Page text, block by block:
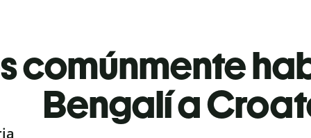
comúnmente
Bengalí a